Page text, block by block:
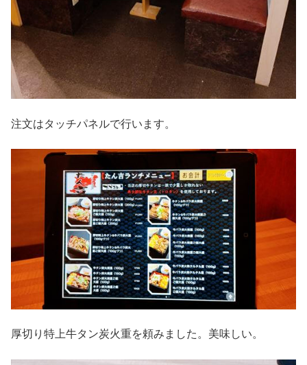
注文はタッチパネルで行います。
厚切り特上牛タン炭火重を頼みました。美味しい。